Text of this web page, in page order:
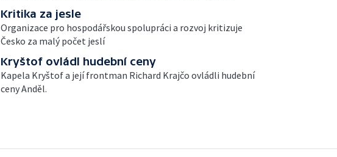
Kritika za jesle
Organizace pro hospodářskou spolupráci a rozvoj kritizuje
Česko za malý počet jeslí
Kryštof ovládl hudební ceny
Kapela Kryštof a její frontman Richard Krajčo ovládli hudební
ceny Anděl.